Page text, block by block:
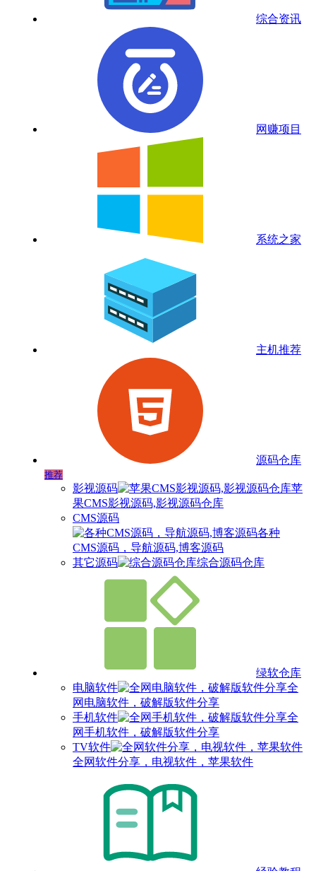
综合资讯
网赚项目
系统之家
主机推荐
源码仓库
推荐
影视源码
苹
果CMS影视源码,影视源码仓库
CMS源码
各种
CMS源码，导航源码,博客源码
其它源码
综合源码仓库
绿软仓库
电脑软件
全
网电脑软件，破解版软件分享
手机软件
全
网手机软件，破解版软件分享
TV软件
全网软件分享，电视软件，苹果软件